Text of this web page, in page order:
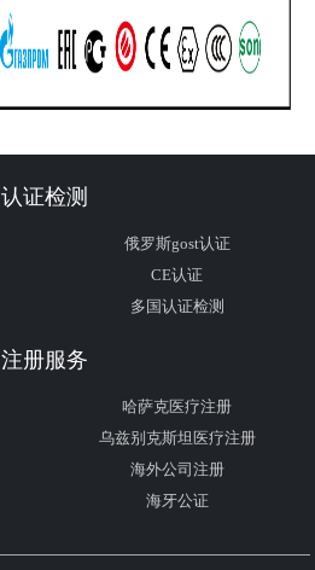
认证检测
俄罗斯gost认证
CE认证
多国认证检测
注册服务
哈萨克医疗注册
乌兹别克斯坦医疗注册
海外公司注册
海牙公证